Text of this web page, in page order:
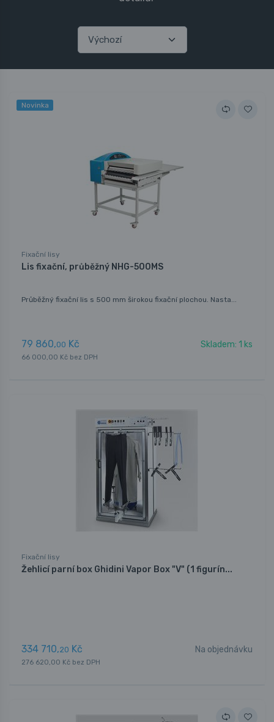
Novinka
Fixační lisy
Lis fixační, průběžný NHG-500MS
Průběžný fixační lis s 500 mm širokou fixační plochou. Nasta...
79 860,00 Kč Skladem: 1 ks
66 000,00 Kč bez DPH
Fixační lisy
Žehlicí parní box Ghidini Vapor Box "V" (1 figurín...
334 710,20 Kč Na objednávku
276 620,00 Kč bez DPH